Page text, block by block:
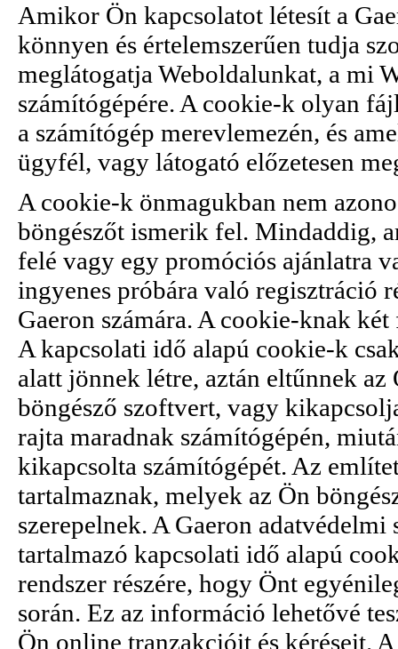
Amikor Ön kapcsolatot létesít a
könnyen és értelemszerűen tudja
meglátogatja Weboldalunkat, a mi
számítógépére. A cookie-k olyan
a számítógép merevlemezén, és
ügyfél, vagy látogató előzetesen
A cookie-k önmagukban nem
böngészőt ismerik fel. Mindaddig,
felé vagy egy promóciós ajánlatra
ingyenes próbára való regisztráció
Gaeron számára. A cookie-knak
A kapcsolati idő alapú cookie-k
alatt jönnek létre, aztán eltűnnek
böngésző szoftvert, vagy
rajta maradnak számítógépén,
kikapcsolta számítógépét. Az
tartalmaznak, melyek az Ön
szerepelnek. A Gaeron
tartalmazó kapcsolati idő alapú
rendszer részére, hogy Önt
során. Ez az információ lehetővé
Ön online tranzakcióit és kéréseit.